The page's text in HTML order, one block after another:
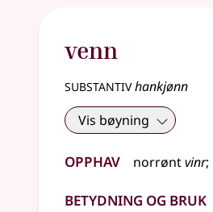
venn
substantivhankjønn
Vis bøyning
Opphav norrøntvinr;
Betydning og bruk